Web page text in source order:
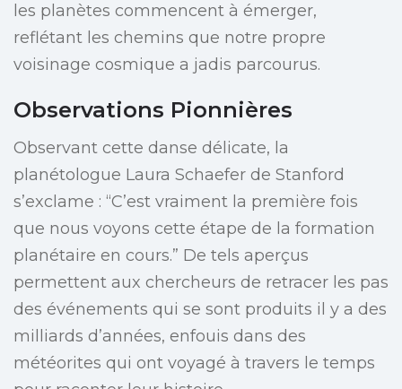
les planètes commencent à émerger,
reflétant les chemins que notre propre
voisinage cosmique a jadis parcourus.
Observations Pionnières
Observant cette danse délicate, la
planétologue Laura Schaefer de Stanford
s’exclame : “C’est vraiment la première fois
que nous voyons cette étape de la formation
planétaire en cours.” De tels aperçus
permettent aux chercheurs de retracer les pas
des événements qui se sont produits il y a des
milliards d’années, enfouis dans des
météorites qui ont voyagé à travers le temps